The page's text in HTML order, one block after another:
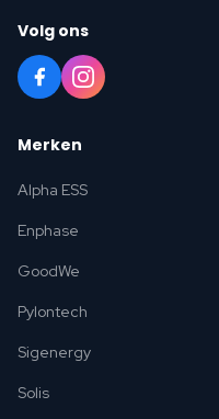
Volg ons
Merken
Alpha ESS
Enphase
GoodWe
Pylontech
Sigenergy
Solis